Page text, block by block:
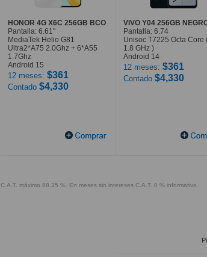
HONOR 4G X6C 256GB BCO
Pantalla: 6.61"
MediaTek Helio G81
Ultra2*A75 2.0Ghz + 6*A55
1.7Ghz
Android 15
12 meses: $361
Contado $4,330
VIVO Y04 256GB
Pantalla: 6.74
Unisoc T7225 Octa Core
1.8 GHz )
Android 14
12 meses: $361
Contado $4,330
C.A.T. máximo 88.35 %. En meses sin intereses C.A.T. 0 % informativo.